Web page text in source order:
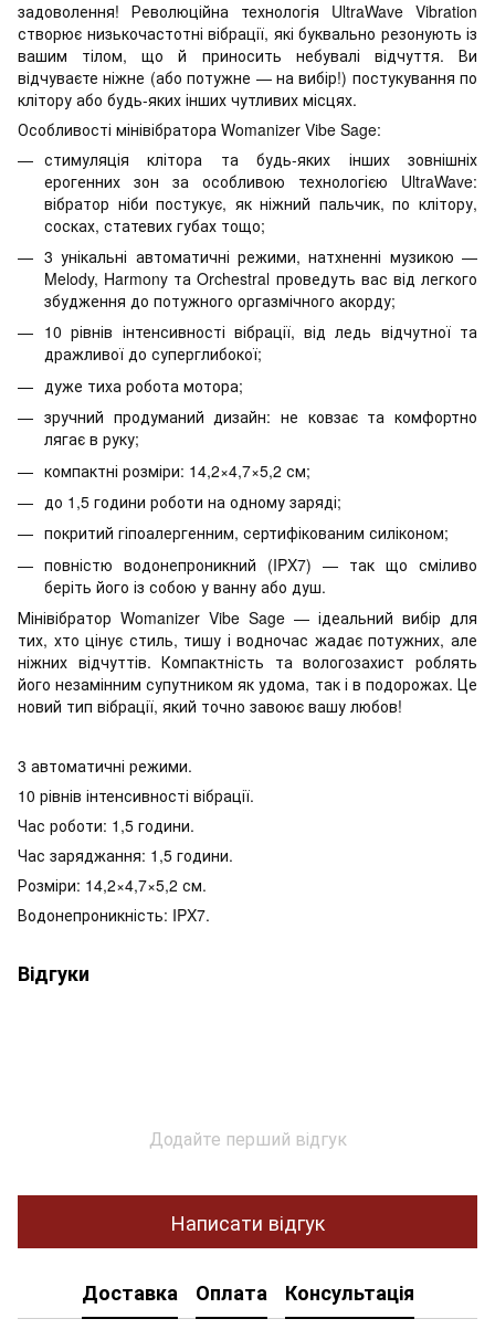
задоволення! Революційна технологія UltraWave Vibration
створює низькочастотні вібрації, які буквально резонують із
вашим тілом, що й приносить небувалі відчуття. Ви
відчуваєте ніжне (або потужне — на вибір!) постукування по
клітору або будь-яких інших чутливих місцях.
Особливості мінівібратора Womanizer Vibe Sage:
стимуляція клітора та будь-яких інших зовнішніх
ерогенних зон за особливою технологією UltraWave:
вібратор ніби постукує, як ніжний пальчик, по клітору,
сосках, статевих губах тощо;
3 унікальні автоматичні режими, натхненні музикою —
Melody, Harmony та Orchestral проведуть вас від легкого
збудження до потужного оргазмічного акорду;
10 рівнів інтенсивності вібрації, від ледь відчутної та
дражливої до суперглибокої;
дуже тиха робота мотора;
зручний продуманий дизайн: не ковзає та комфортно
лягає в руку;
компактні розміри: 14,2×4,7×5,2 см;
до 1,5 години роботи на одному заряді;
покритий гіпоалергенним, сертифікованим силіконом;
повністю водонепроникний (IPX7) — так що сміливо
беріть його із собою у ванну або душ.
Мінівібратор Womanizer Vibe Sage — ідеальний вибір для
тих, хто цінує стиль, тишу і водночас жадає потужних, але
ніжних відчуттів. Компактність та вологозахист роблять
його незамінним супутником як удома, так і в подорожах. Це
новий тип вібрації, який точно завоює вашу любов!
3 автоматичні режими.
10 рівнів інтенсивності вібрації.
Час роботи: 1,5 години.
Час заряджання: 1,5 години.
Розміри: 14,2×4,7×5,2 см.
Водонепроникність: IPX7.
Відгуки
Додайте перший відгук
Написати відгук
Доставка Оплата Консультація